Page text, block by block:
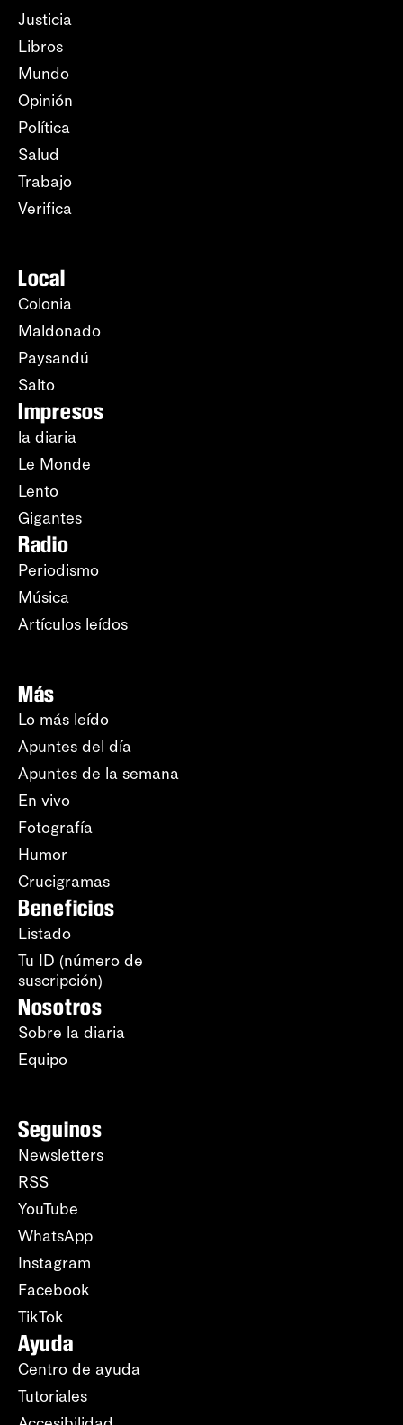
Justicia
Libros
Mundo
Opinión
Política
Salud
Trabajo
Verifica
Local
Colonia
Maldonado
Paysandú
Salto
Impresos
la diaria
Le Monde
Lento
Gigantes
Radio
Periodismo
Música
Artículos leídos
Más
Lo más leído
Apuntes del día
Apuntes de la semana
En vivo
Fotografía
Humor
Crucigramas
Beneficios
Listado
Tu ID (número de
suscripción)
Nosotros
Sobre la diaria
Equipo
Seguinos
Newsletters
RSS
YouTube
WhatsApp
Instagram
Facebook
TikTok
Ayuda
Centro de ayuda
Tutoriales